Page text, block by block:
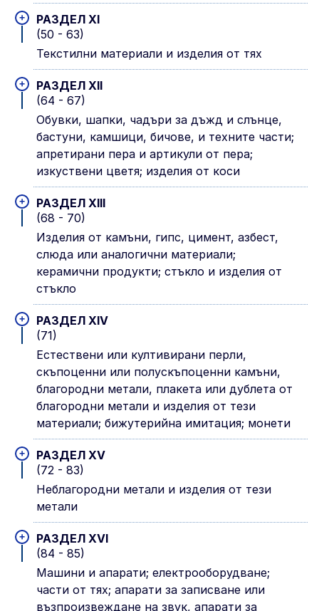
+
РАЗДЕЛ XI
(50 - 63)
Текстилни материали и изделия от тях
+
РАЗДЕЛ XII
(64 - 67)
Обувки, шапки, чадъри за дъжд и слънце,
бастуни, камшици, бичове, и техните части;
апретирани пера и артикули от пера;
изкуствени цветя; изделия от коси
+
РАЗДЕЛ XIII
(68 - 70)
Изделия от камъни, гипс, цимент, азбест,
слюда или аналогични материали;
керамични продукти; стъкло и изделия от
стъкло
+
РАЗДЕЛ XIV
(71)
Естествени или култивирани перли,
скъпоценни или полускъпоценни камъни,
благородни метали, плакета или дублета от
благородни метали и изделия от тези
материали; бижутерийна имитация; монети
+
РАЗДЕЛ XV
(72 - 83)
Неблагородни метали и изделия от тези
метали
+
РАЗДЕЛ XVI
(84 - 85)
Машини и апарати; електрооборудване;
части от тях; апарати за записване или
възпроизвеждане на звук, апарати за